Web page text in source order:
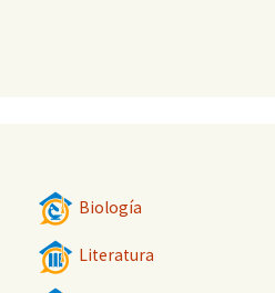
Biología
Literatura